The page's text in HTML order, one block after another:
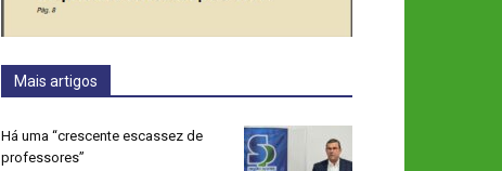
Mais artigos
Há uma “crescente escassez de
professores”